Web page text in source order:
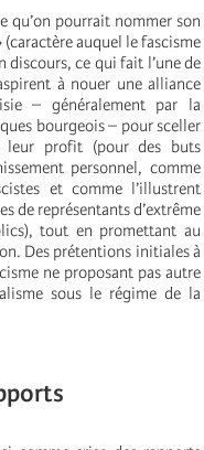
qu’on pourrait nommer son
auquel le fascisme
discours, ce qui fait l’une de
à nouer une alliance
– généralement par la
bourgeois – pour sceller
leur profit (pour des buts
personnel, comme
et comme l’illustrent
de représentants d’extrême
tout en promettant au
Des prétentions initiales à
ne proposant pas autre
sous le régime de la